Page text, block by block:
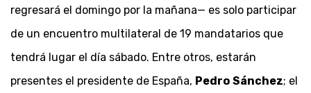
regresará el domingo por la mañana— es solo participar
de un encuentro multilateral de 19 mandatarios que
tendrá lugar el día sábado. Entre otros, estarán
presentes el presidente de España, Pedro Sánchez; el